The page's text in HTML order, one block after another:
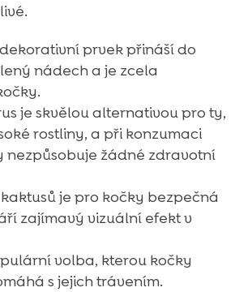
prvek přináší do
nádech a je zcela
je skvělou alternativou pro ty,
rostliny, a při konzumaci
nezpůsobuje žádné zdravotní
je pro kočky bezpečná
zajímavý vizuální efekt v
volba, kterou kočky
s jejich trávením.